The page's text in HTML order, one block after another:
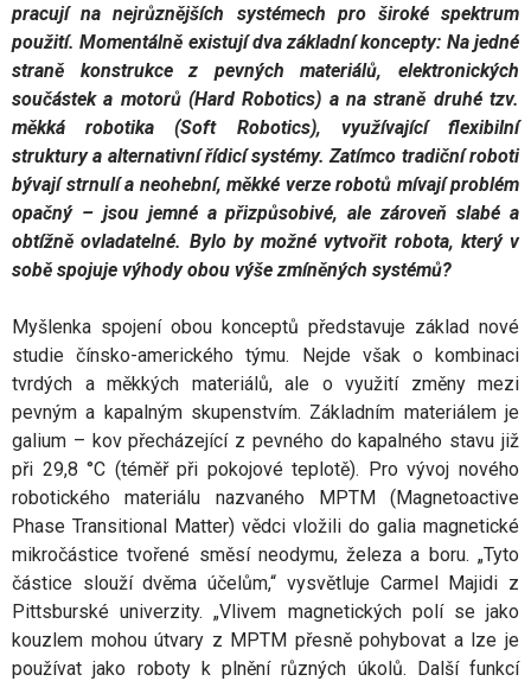
pracují na nejrůznějších systémech pro široké spektrum
použití. Momentálně existují dva základní koncepty: Na jedné
straně konstrukce z pevných materiálů, elektronických
součástek a motorů (Hard Robotics) a na straně druhé tzv.
měkká robotika (Soft Robotics), využívající flexibilní
struktury a alternativní řídicí systémy. Zatímco tradiční roboti
bývají strnulí a neohební, měkké verze robotů mívají problém
opačný – jsou jemné a přizpůsobivé, ale zároveň slabé a
obtížně ovladatelné. Bylo by možné vytvořit robota, který v
sobě spojuje výhody obou výše zmíněných systémů?
Myšlenka spojení obou konceptů představuje základ nové
studie čínsko-amerického týmu. Nejde však o kombinaci
tvrdých a měkkých materiálů, ale o využití změny mezi
pevným a kapalným skupenstvím. Základním materiálem je
galium – kov přecházející z pevného do kapalného stavu již
při 29,8 °C (téměř při pokojové teplotě). Pro vývoj nového
robotického materiálu nazvaného MPTM (Magnetoactive
Phase Transitional Matter) vědci vložili do galia magnetické
mikročástice tvořené směsí neodymu, železa a boru. „Tyto
částice slouží dvěma účelům,“ vysvětluje Carmel Majidi z
Pittsburské univerzity. „Vlivem magnetických polí se jako
kouzlem mohou útvary z MPTM přesně pohybovat a lze je
používat jako roboty k plnění různých úkolů. Další funkcí